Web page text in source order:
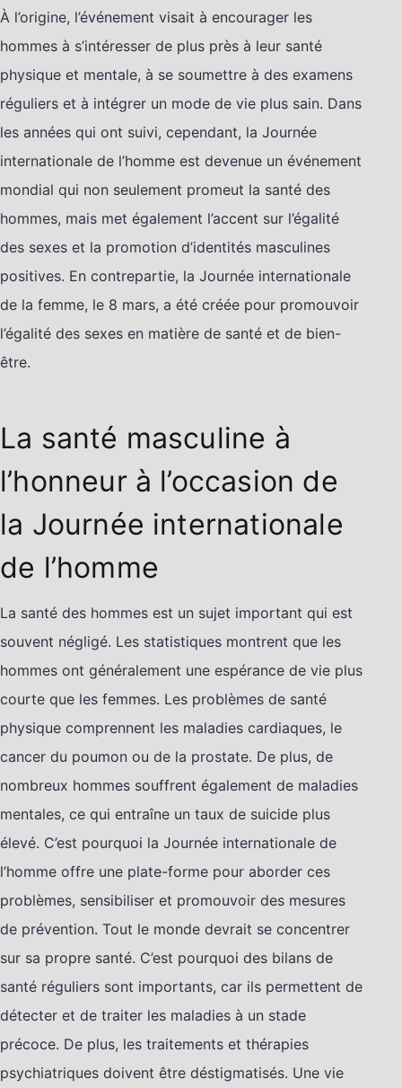
À l’origine, l’événement visait à encourager les
hommes à s’intéresser de plus près à leur santé
physique et mentale, à se soumettre à des examens
réguliers et à intégrer un mode de vie plus sain. Dans
les années qui ont suivi, cependant, la Journée
internationale de l’homme est devenue un événement
mondial qui non seulement promeut la santé des
hommes, mais met également l’accent sur l’égalité
des sexes et la promotion d’identités masculines
positives. En contrepartie, la Journée internationale
de la femme, le 8 mars, a été créée pour promouvoir
l’égalité des sexes en matière de santé et de bien-
être.
La santé masculine à
l’honneur à l’occasion de
la Journée internationale
de l’homme
La santé des hommes est un sujet important qui est
souvent négligé. Les statistiques montrent que les
hommes ont généralement une espérance de vie plus
courte que les femmes. Les problèmes de santé
physique comprennent les maladies cardiaques, le
cancer du poumon ou de la prostate. De plus, de
nombreux hommes souffrent également de maladies
mentales, ce qui entraîne un taux de suicide plus
élevé. C’est pourquoi la Journée internationale de
l’homme offre une plate-forme pour aborder ces
problèmes, sensibiliser et promouvoir des mesures
de prévention. Tout le monde devrait se concentrer
sur sa propre santé. C’est pourquoi des bilans de
santé réguliers sont importants, car ils permettent de
détecter et de traiter les maladies à un stade
précoce. De plus, les traitements et thérapies
psychiatriques doivent être déstigmatisés. Une vie